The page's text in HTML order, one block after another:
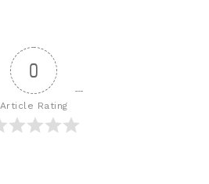
0
Article Rating